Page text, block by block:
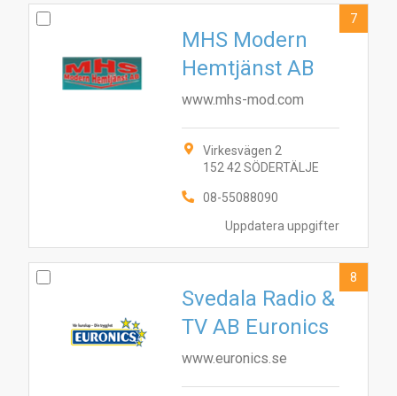
Uppdatera uppgifter
MHS Modern
Hemtjänst AB
www.mhs-mod.com
Virkesvägen 2
152 42 SÖDERTÄLJE
08-55088090
7
Svedala Radio &
TV AB Euronics
www.euronics.se
8